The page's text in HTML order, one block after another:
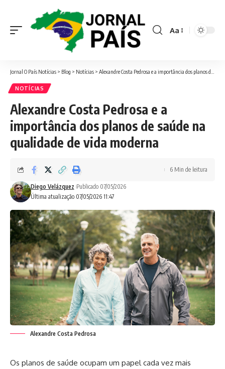
Font
Aa
Jornal O País Notícias > Blog > Notícias > Alexandre Costa Pedrosa e a importância dos planos de saúde na qualidade de vida moderna
NOTÍCIAS
Alexandre Costa Pedrosa e a
importância dos planos de saúde na
qualidade de vida moderna
Última atualização 07/05/2026 11:47
Diego Velázquez Publicado 07/05/2026
6 Min de leitura
Alexandre Costa Pedrosa
Os planos de saúde ocupam um papel cada vez mais